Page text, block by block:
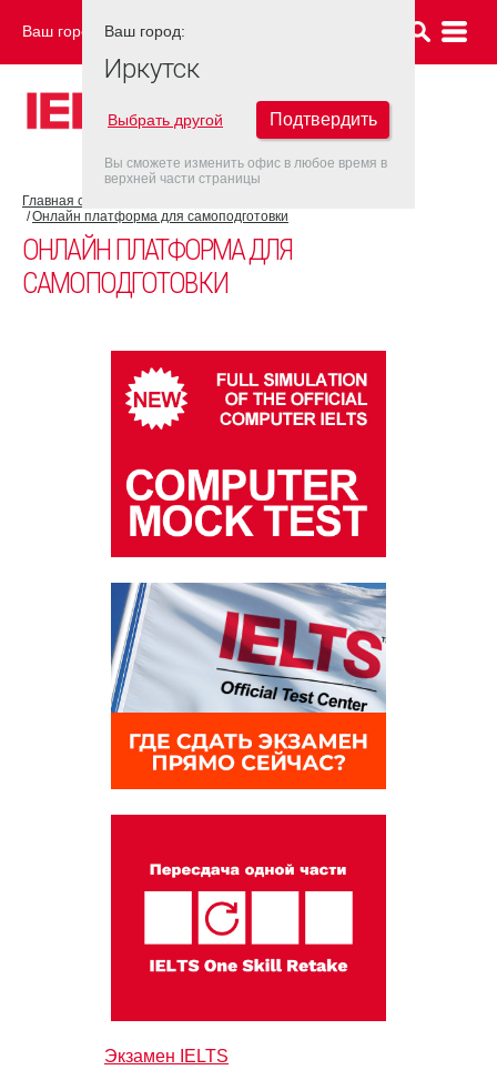
Ваш город: ИРКУТСК
Главная страница
Онлайн платформа для самоподготовки
ОНЛАЙН ПЛАТФОРМА ДЛЯ
САМОПОДГОТОВКИ
Экзамен IELTS
Ваш город:
Иркутск
Выбрать другой Подтвердить
Вы сможете изменить офис в любое время в
верхней части страницы